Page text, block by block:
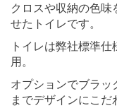
クロスや収納の色
せたトイレです。
トイレは弊社標準
用。
オプションでブラッ
までデザインにこだ